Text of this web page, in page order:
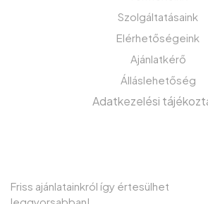
Szolgáltatásaink
Elérhetőségeink
Ajánlatkérő
Álláslehetőség
Adatkezelési
Friss ajánlatainkról így értesülhet
leggyorsabban!